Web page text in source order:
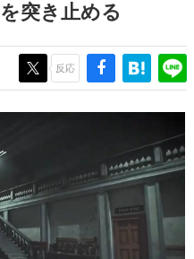
ム市場を担う若きクリエイター達
ち
けた作家さんに取材し、ゲームが
産業史
における主要なトピック・タイト
者へのインタビューや識者による
史が一望できる決定版！
ムクリエイターの青春〜
』等で知られるマンガ家・田中圭
レポートマンガです。
突き止める
反応